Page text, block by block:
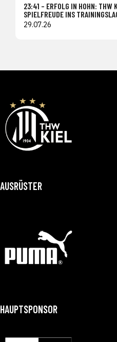
23:41 – ERFOLG IN HOHN: THW
SPIELFREUDE INS
29.07.26
AUSRÜSTER
HAUPTSPONSOR